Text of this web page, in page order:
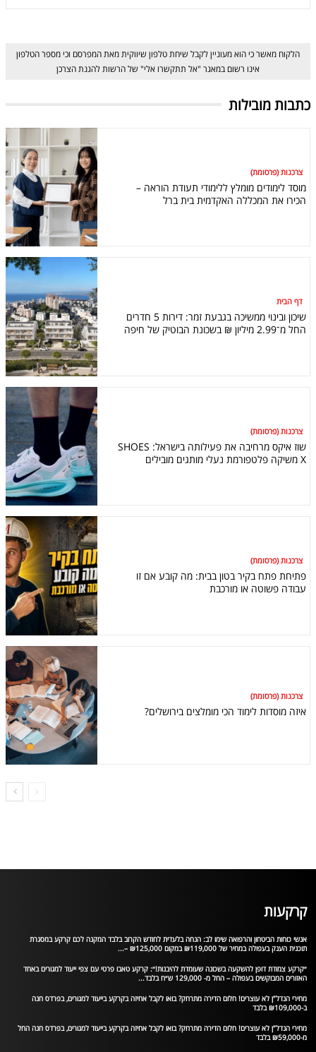
הלקוח מאשר כי הוא מעוניין לקבל שיחת טלפון שיווקית מאת המפרסם וכי מספר הטלפון
אינו רשום במאגר "אל תתקשרו אלי" של הרשות להגנת הצרכן
כתבות מובילות
צרכנות (פרסומת)
מוסד לימודים מומלץ ללימודי תעודת הוראה –
הכירו את המכללה האקדמית בית ברל
דף הבית
שיכון ובינוי ממשיכה בגבעת זמר: דירות 5 חדרים
החל מ־2.99 מיליון ₪ בשכונת הבוטיק של חיפה
צרכנות (פרסומת)
שוז איקס מרחיבה את פעילותה בישראל: SHOES
X משיקה פלטפורמת נעלי מותגים מובילים
צרכנות (פרסומת)
פתיחת פתח בקיר בטון בבית: מה קובע אם זו
עבודה פשוטה או מורכבת
צרכנות (פרסומת)
איזה מוסדות לימוד הכי מומלצים בירושלים?
קרקעות
אנשי כוחות הביטחון והרפואה שימו לב: הנחה בלעדית לחודש הקרוב בלבד המקנה לכם קרקע במסגרת
תוכנית הענק בעפולה במחיר של ₪119,000 במקום ₪125,000 –...
״קרקע צמודת דופן להשקעה בשכונה שעומדת להיבנות!״: קרקע טאבו פרטי עם צפי ייעוד למגורים באחד
האזורים המבוקשים בעפולה – החל מ- 129,000 ש״ח בלבד...
מחירי הנדל”ן לא עוצרים! חלום הדירה מתרחק? בואו לקבל אחיזה בקרקע בייעוד למגורים, בפרדס חנה
ב-₪109,000 בלבד
מחירי הנדל”ן לא עוצרים! חלום הדירה מתרחק? בואו לקבל אחיזה בקרקע בייעוד למגורים, בפרדס חנה החל
מ-₪59,000 בלבד